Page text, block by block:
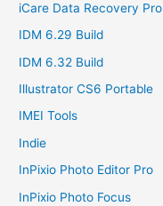
iCare Data Recovery Pro
IDM 6.29 Build
IDM 6.32 Build
Illustrator CS6 Portable
IMEI Tools
Indie
InPixio Photo Editor Pro
InPixio Photo Focus